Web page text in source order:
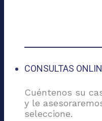
CONSULTAS
Cuéntenos su
y le
seleccione.